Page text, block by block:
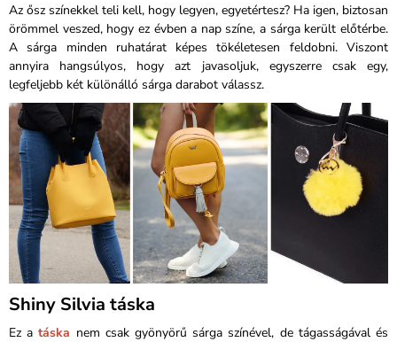
Az ősz színekkel teli kell, hogy legyen, egyetértesz? Ha igen, biztosan
örömmel veszed, hogy ez évben a nap színe, a sárga került előtérbe.
A sárga minden ruhatárat képes tökéletesen feldobni. Viszont
annyira hangsúlyos, hogy azt javasoljuk, egyszerre csak egy,
legfeljebb két különálló sárga darabot válassz.
Shiny Silvia táska
Ez atáska nem csak gyönyörű sárga színével, de tágasságával és